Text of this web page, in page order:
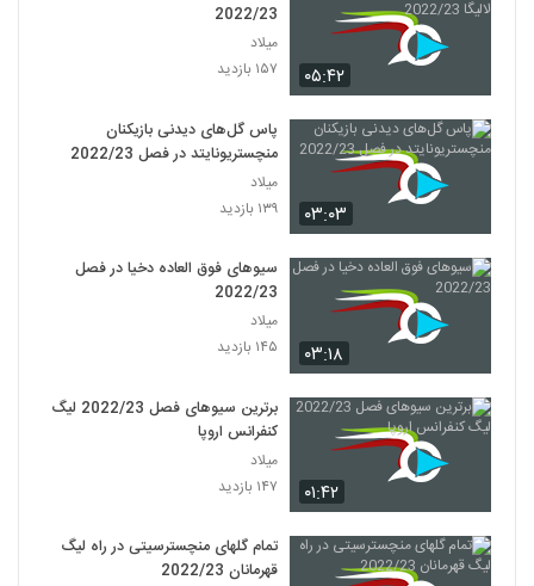
۰۵:۴۲
2022/23
میلاد
۱۵۷ بازدید
۰۳:۰۳
پاس گل‌های دیدنی بازیکنان
منچستریونایتد در فصل 2022/23
میلاد
۱۳۹ بازدید
۰۳:۱۸
سیوهای فوق العاده دخیا در فصل
2022/23
میلاد
۱۴۵ بازدید
۰۱:۴۲
برترین سیوهای فصل 2022/23 لیگ
کنفرانس اروپا
میلاد
۱۴۷ بازدید
تمام گلهای منچسترسیتی در راه لیگ
قهرمانان 2022/23